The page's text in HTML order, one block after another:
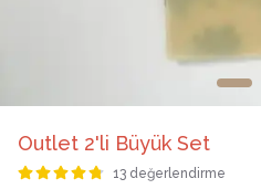
Outlet 2'li Büyük Set
13 değerlendirme